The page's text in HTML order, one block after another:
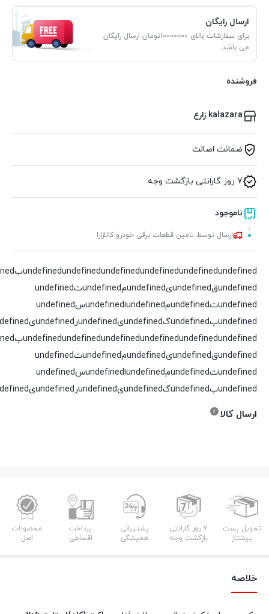
ارسال رایگان
برای سفارشات بالای 10000000تومان ارسال رایگان
می باشد.
فروشنده
kalazara زارع
ضمانت اصالت
7 روز گارانتی بازگشت وجه
ناموجود
ارسال توسط تامین قطعات برقی خودرو کالازارا
undefinedundefinedundefinedundefinedundefined
undefinedقundefinedیundefinedمundefinedتundefined
undefinedتundefinedمundefinedاundefinedسundefined
undefinedبundefinedگundefinedیundefinedرundefinedیundefinedدundefined
undefinedundefinedundefinedundefinedundefined
undefinedقundefinedیundefinedمundefinedتundefined
undefinedتundefinedمundefinedاundefinedسundefined
undefinedبundefinedگundefinedیundefinedرundefinedیundefinedدundefined
ارسال کالا
تحویل پست
پیشتاز
7 روز گارانتی
بازگشت وجه
پشتیبانی
همیشگی
پرداخت
اقساطی
محصولات
اصل
خلاصه